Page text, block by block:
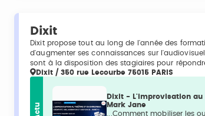
Dixit
Dixit propose tout au long de l'année des
d'augmenter ses connaissances sur
sont à la disposition des stagiaires pour
Dixit / 350 rue Lecourbe 75015 PARIS
Actu
Dixit - L'improvisation au
Mark Jane
...Comment mobiliser les